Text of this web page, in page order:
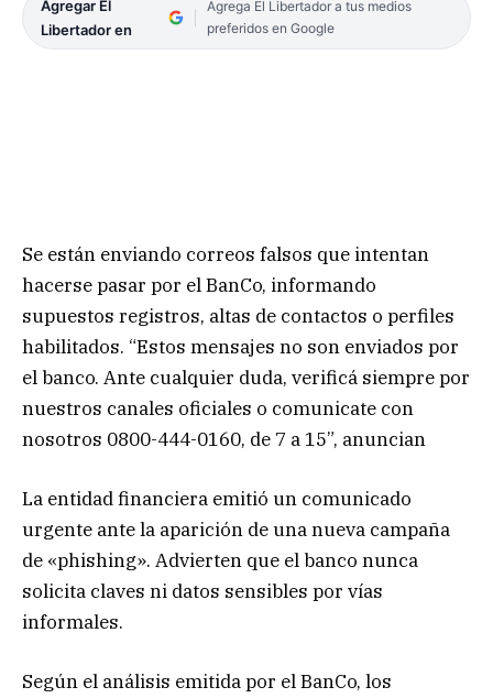
Agregar El
Libertador en
Agrega El Libertador a tus medios
preferidos en Google
Se están enviando correos falsos que intentan
hacerse pasar por el BanCo, informando
supuestos registros, altas de contactos o perfiles
habilitados. “Estos mensajes no son enviados por
el banco. Ante cualquier duda, verificá siempre por
nuestros canales oficiales o comunicate con
nosotros 0800-444-0160, de 7 a 15”, anuncian
La entidad financiera emitió un comunicado
urgente ante la aparición de una nueva campaña
de «phishing». Advierten que el banco nunca
solicita claves ni datos sensibles por vías
informales.
Según el análisis emitida por el BanCo, los